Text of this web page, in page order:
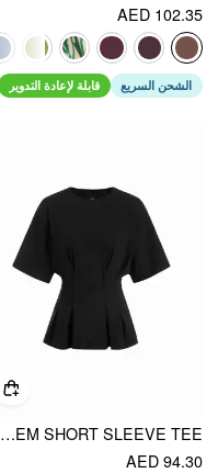
AED 102.35
الشحن السريع قابلة لإعادة التدوير
COTTON-BLEND CORSET PEPLUM HEM SHORT SLEEVE TEE
AED 94.30